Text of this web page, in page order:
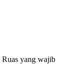
Ruas yang wajib